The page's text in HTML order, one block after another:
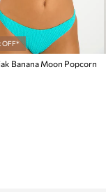
OFF*
Banana Moon Popcorn